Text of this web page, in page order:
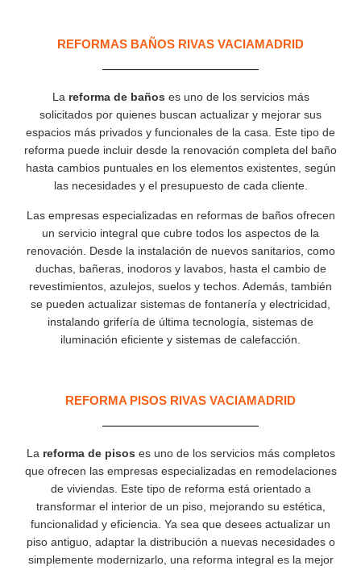
REFORMAS BAÑOS RIVAS VACIAMADRID
La reforma de baños es uno de los servicios más
solicitados por quienes buscan actualizar y mejorar sus
espacios más privados y funcionales de la casa. Este tipo de
reforma puede incluir desde la renovación completa del baño
hasta cambios puntuales en los elementos existentes, según
las necesidades y el presupuesto de cada cliente.
Las empresas especializadas en reformas de baños ofrecen
un servicio integral que cubre todos los aspectos de la
renovación. Desde la instalación de nuevos sanitarios, como
duchas, bañeras, inodoros y lavabos, hasta el cambio de
revestimientos, azulejos, suelos y techos. Además, también
se pueden actualizar sistemas de fontanería y electricidad,
instalando grifería de última tecnología, sistemas de
iluminación eficiente y sistemas de calefacción.
REFORMA PISOS RIVAS VACIAMADRID
La reforma de pisos es uno de los servicios más completos
que ofrecen las empresas especializadas en remodelaciones
de viviendas. Este tipo de reforma está orientado a
transformar el interior de un piso, mejorando su estética,
funcionalidad y eficiencia. Ya sea que desees actualizar un
piso antiguo, adaptar la distribución a nuevas necesidades o
simplemente modernizarlo, una reforma integral es la mejor